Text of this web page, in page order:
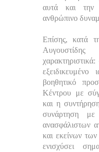
αυτά και την
ανθρώπινο
Επίσης, κατά
εξειδικευμένο
βοηθητικό
Κέντρου με
και η
συνάρτηση
ανασφάλιστων
και εκείνων
ενισχύσει